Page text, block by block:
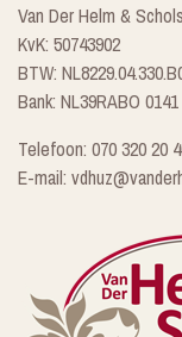
Van Der Helm &
KvK: 50743902
BTW:
Bank: NL39RABO
Telefoon: 070 320 20
E-mail: